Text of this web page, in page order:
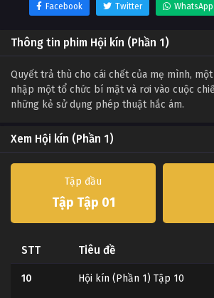
Facebook Twitter WhatsApp
Thông tin phim Hội kín (Phần 1)
Quyết trả thù cho cái chết của mẹ mình,
nhập một tổ chức bí mật và rơi vào cuộc
những kẻ sử dụng phép thuật hắc ám.
Xem Hội kín (Phần 1)
Tập đầu
Tập Tập 01
STT Tiêu đề
10 Hội kín (Phần 1) Tập 10